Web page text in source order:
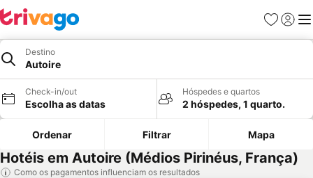
Favoritos
Iniciar
Destino
Autoire
Check-in/out
Escolha as datas
Hóspedes e quartos
2 hóspedes, 1 quarto.
Ordenar Filtrar Mapa
Hotéis em Autoire (Médios Pirinéus, França)
Como os pagamentos influenciam os resultados